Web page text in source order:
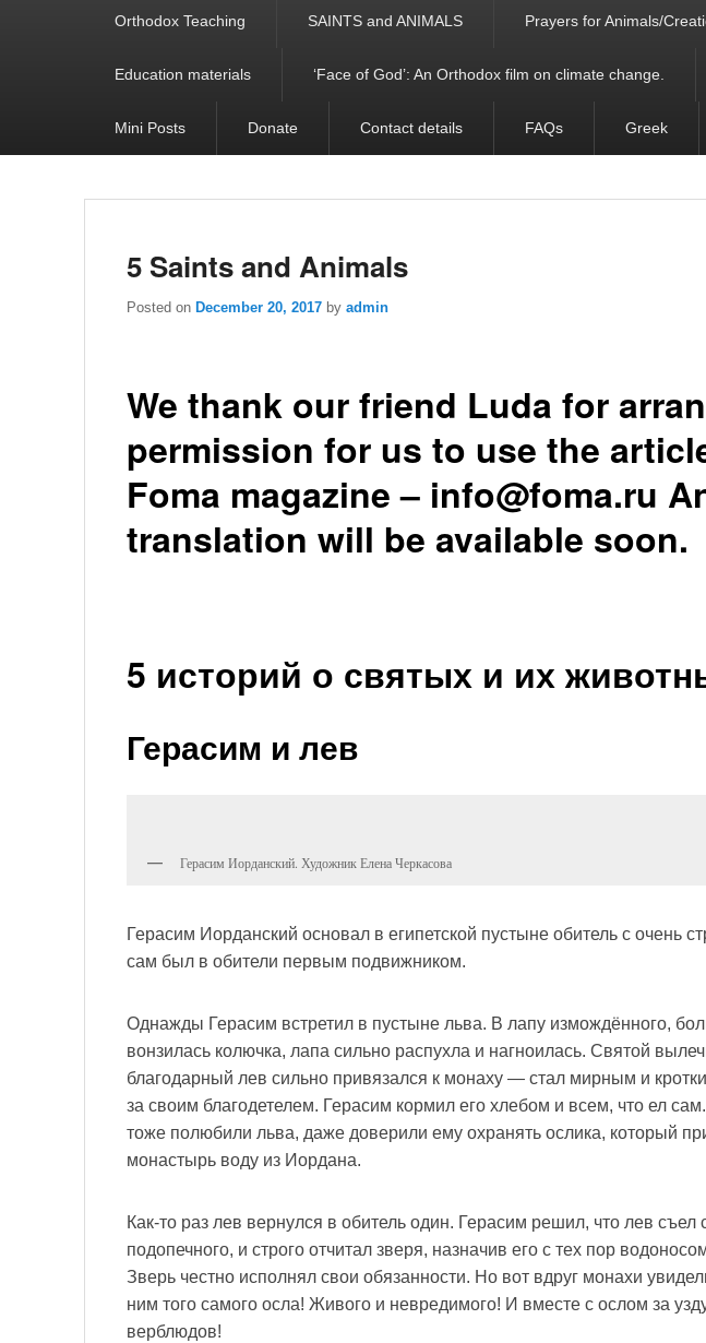
Orthodox Teaching SAINTS and ANIMALS Prayers for Animals/
Education materials ‘Face of God’: An Orthodox film on climate change.
Mini Posts Donate Contact details FAQs Greek
5 Saints and Animals
Posted on December 20, 2017 by admin
We thank our friend Luda for
permission for us to use the
Foma magazine – info@foma.ru
translation will be available soon.
5 историй о святых и их
Герасим и лев
Герасим Иорданский. Художник Елена Черкасова
Герасим Иорданский основал в египетской пустыне обитель с очень
сам был в обители первым подвижником.
Однажды Герасим встретил в пустыне льва. В лапу измождённого,
вонзилась колючка, лапа сильно распухла и нагноилась. Святой
благодарный лев сильно привязался к монаху — стал мирным и
за своим благодетелем. Герасим кормил его хлебом и всем, что ел
тоже полюбили льва, даже доверили ему охранять ослика, который
монастырь воду из Иордана.
Как-то раз лев вернулся в обитель один. Герасим решил, что лев съел
подопечного, и строго отчитал зверя, назначив его с тех пор
Зверь честно исполнял свои обязанности. Но вот вдруг монахи
ним того самого осла! Живого и невредимого! И вместе с ослом за
верблюдов!